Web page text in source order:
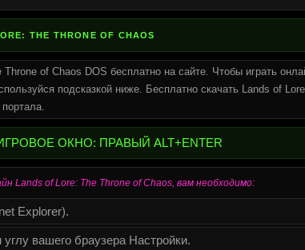
THE THRONE OF CHAOS
Throne of Chaos DOS бесплатно на сайте. Чтобы играть
подсказкой ниже. Бесплатно скачать Lands of
ОКНО: ПРАВЫЙ ALT+ENTER
Lands of Lore: The Throne of Chaos, вам необходимо:
Explorer).
вашего браузера Настройки.